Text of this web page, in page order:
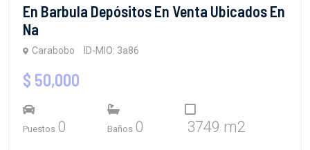
En Barbula Depósitos En Venta Ubicados En
Na
Carabobo ID-MIO: 3a86
$ 50,000
Puestos 0 Baños 0 3749 m2